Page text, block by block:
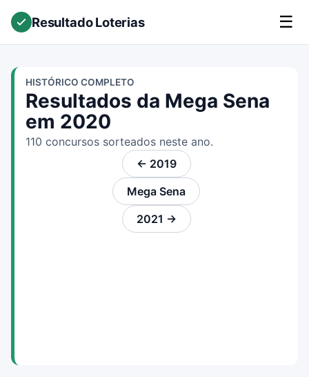
Resultado Loterias ☰
HISTÓRICO COMPLETO
Resultados da Mega Sena
em 2020
110 concursos sorteados neste ano.
← 2019
Mega Sena
2021 →